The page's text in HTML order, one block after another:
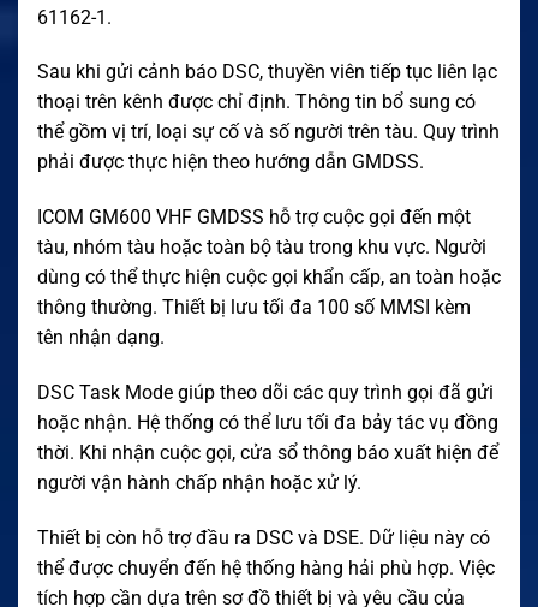
61162-1.
Sau khi gửi cảnh báo DSC, thuyền viên tiếp tục liên lạc
thoại trên kênh được chỉ định. Thông tin bổ sung có
thể gồm vị trí, loại sự cố và số người trên tàu. Quy trình
phải được thực hiện theo hướng dẫn GMDSS.
ICOM GM600 VHF GMDSS hỗ trợ cuộc gọi đến một
tàu, nhóm tàu hoặc toàn bộ tàu trong khu vực. Người
dùng có thể thực hiện cuộc gọi khẩn cấp, an toàn hoặc
thông thường. Thiết bị lưu tối đa 100 số MMSI kèm
tên nhận dạng.
DSC Task Mode giúp theo dõi các quy trình gọi đã gửi
hoặc nhận. Hệ thống có thể lưu tối đa bảy tác vụ đồng
thời. Khi nhận cuộc gọi, cửa sổ thông báo xuất hiện để
người vận hành chấp nhận hoặc xử lý.
Thiết bị còn hỗ trợ đầu ra DSC và DSE. Dữ liệu này có
thể được chuyển đến hệ thống hàng hải phù hợp. Việc
tích hợp cần dựa trên sơ đồ thiết bị và yêu cầu của